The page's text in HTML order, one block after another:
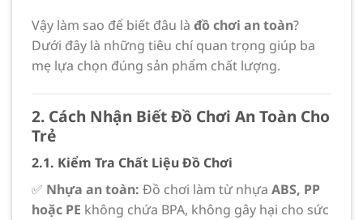
Vậy làm sao để biết đâu là đồ chơi an toàn?
Dưới đây là những tiêu chí quan trọng giúp ba
mẹ lựa chọn đúng sản phẩm chất lượng.
2. Cách Nhận Biết Đồ Chơi An Toàn Cho
Trẻ
2.1. Kiểm Tra Chất Liệu Đồ Chơi
✅ Nhựa an toàn: Đồ chơi làm từ nhựa ABS, PP
hoặc PE không chứa BPA, không gây hại cho sức